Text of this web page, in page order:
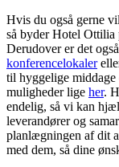
Hvis du også gerne
så byder Hotel Ottilia
Derudover er det
konferencelokaler
til hyggelige middage
muligheder lige her.
endelig, så vi kan
leverandører og
planlægningen af dit
med dem, så dine